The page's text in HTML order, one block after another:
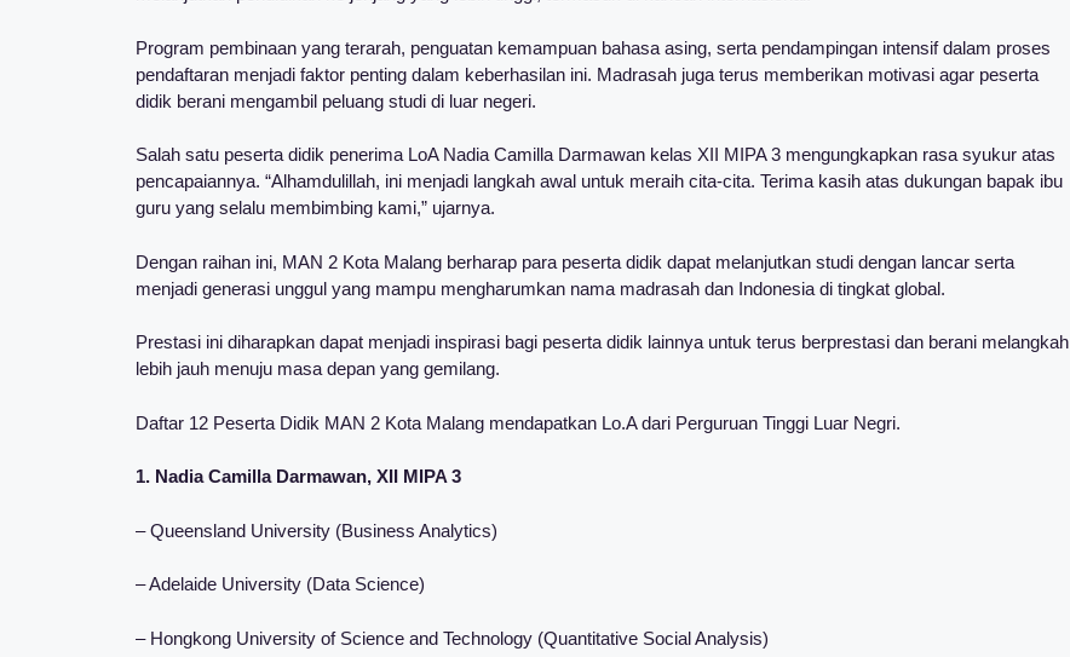
Program pembinaan yang terarah, penguatan kemampuan bahasa asing, serta pendampingan intensif dalam proses
pendaftaran menjadi faktor penting dalam keberhasilan ini. Madrasah juga terus memberikan motivasi agar peserta
didik berani mengambil peluang studi di luar negeri.
Salah satu peserta didik penerima LoA Nadia Camilla Darmawan kelas XII MIPA 3 mengungkapkan rasa syukur atas
pencapaiannya. “Alhamdulillah, ini menjadi langkah awal untuk meraih cita-cita. Terima kasih atas dukungan bapak ibu
guru yang selalu membimbing kami,” ujarnya.
Dengan raihan ini, MAN 2 Kota Malang berharap para peserta didik dapat melanjutkan studi dengan lancar serta
menjadi generasi unggul yang mampu mengharumkan nama madrasah dan Indonesia di tingkat global.
Prestasi ini diharapkan dapat menjadi inspirasi bagi peserta didik lainnya untuk terus berprestasi dan berani melangkah
lebih jauh menuju masa depan yang gemilang.
Daftar 12 Peserta Didik MAN 2 Kota Malang mendapatkan Lo.A dari Perguruan Tinggi Luar Negri.
1. Nadia Camilla Darmawan, XII MIPA 3
– Queensland University (Business Analytics)
– Adelaide University (Data Science)
– Hongkong University of Science and Technology (Quantitative Social Analysis)